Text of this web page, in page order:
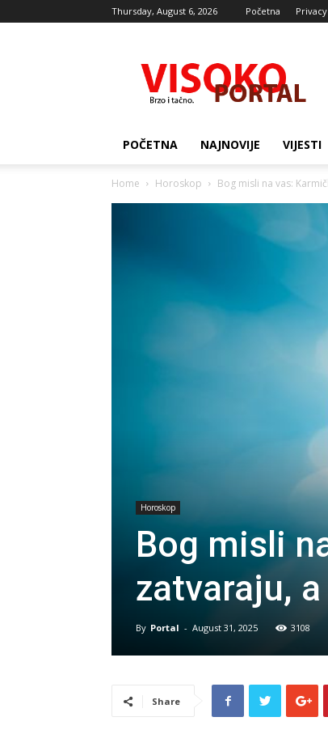
Thursday, August 6, 2026 Početna
portal
POČETNA NAJNOVIJE VIJESTI
Home Horoskop Bog misli na vas:
Horoskop
Bog misli
zatvaraju,
By Portal - August 31, 2025 3108
Share